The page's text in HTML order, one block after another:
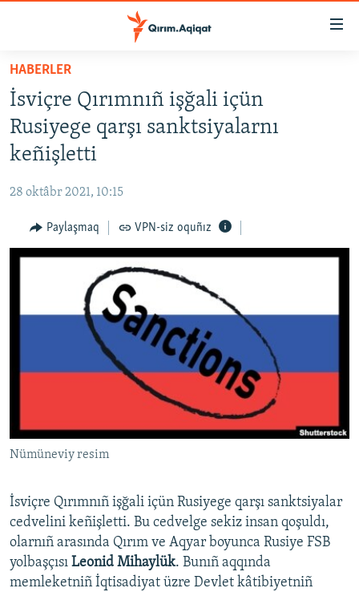
Esas
mündericege
qaytmaq
Baş
navigatsiyağa
qaytmaq
Qıdıruvğa
SİYASET
İQTİSADİYAT
MEDENİYET
İNSAN AQLARI
VİDEO
BLOGLAR
QOŞULIÑIZ!
RFE/RS bütün saytları
HABERLER
İsviçre Qırımnıñ işğali içün
Rusiyege qarşı sanktsiyalarnı
keñişletti
28 oktâbr 2021, 10:15
Paylaşmaq VPN-siz oquñız
Nümüneviy resim
İsviçre Qırımnıñ işğali içün Rusiyege qarşı sanktsiyalar
cedvelini keñişletti. Bu cedvelge sekiz insan qoşuldı,
olarnıñ arasında Qırım ve Aqyar boyunca Rusiye FSB
yolbaşçısı Leonid Mihaylük. Bunıñ aqqında
memleketniñ İqtisadiyat üzre Devlet kâtibiyetniñ